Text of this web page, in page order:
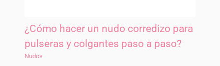
¿Cómo hacer un nudo corredizo para
pulseras y colgantes paso a paso?
Nudos